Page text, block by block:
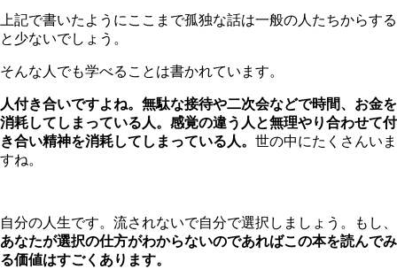
上記で書いたようにここまで孤独な話は一般の人たちからする
と少ないでしょう。
そんな人でも学べることは書かれています。
人付き合いですよね。無駄な接待や二次会などで時間、お金を
消耗してしまっている人。感覚の違う人と無理やり合わせて付
き合い精神を消耗してしまっている人。 世の中にたくさんいま
すね。
自分の人生です。流されないで自分で選択しましょう。もし、
あなたが選択の仕方がわからないのであればこの本を読んでみ
る価値はすごくあります。